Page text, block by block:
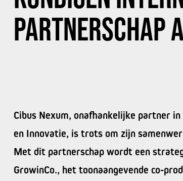
PARTNERSCHAP
Cibus Nexum, onafhankelijke partner
en Innovatie, is trots om zijn
Met dit partnerschap wordt een
GrowinCo., het toonaangevende co-